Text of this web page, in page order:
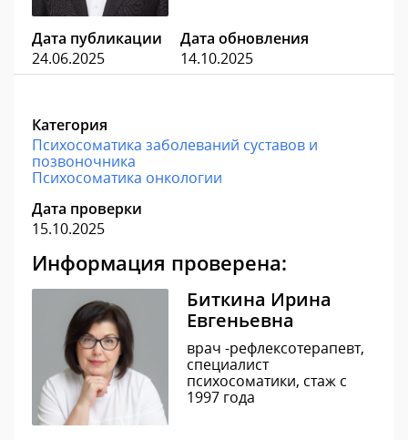
Дата публикации
24.06.2025
Дата обновления
14.10.2025
Категория
Психосоматика заболеваний суставов и
позвоночника
Психосоматика онкологии
Дата проверки
15.10.2025
Информация проверена:
Биткина Ирина
Евгеньевна
врач -рефлексотерапевт,
специалист
психосоматики, стаж с
1997 года